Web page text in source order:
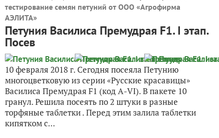
тестирование семян петуний от ООО «Агрофирма
АЭЛИТА»
Петуния Василиса Премудрая F1. I этап.
Посев
10 февраля 2018 г. Сегодня посеяла Петунию
многоцветковую из серии «Русские красавицы»
Василиса Премудрая F1 (код А-VI). В пакете 10
гранул. Решила посеять по 2 штуки в разные
торфяные таблетки . Перед этим залила таблетки
кипятком с...